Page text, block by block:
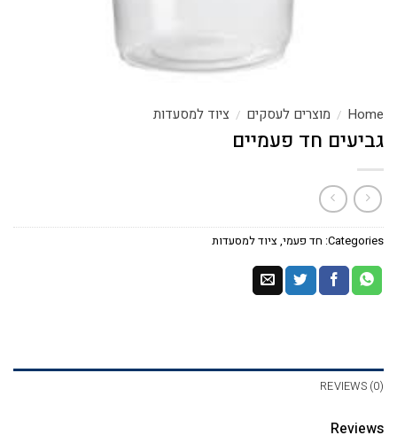
Home
/ מוצרים לעסקים / ציוד למסעדות
גביעים חד פעמיים
Categories: חד פעמי, ציוד למסעדות
REVIEWS (0)
Reviews